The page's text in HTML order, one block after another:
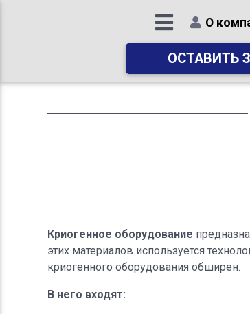
О
ОСТАВИТЬ
Криогенное оборудование
этих материалов используется
криогенного оборудования обширен.
В него входят: